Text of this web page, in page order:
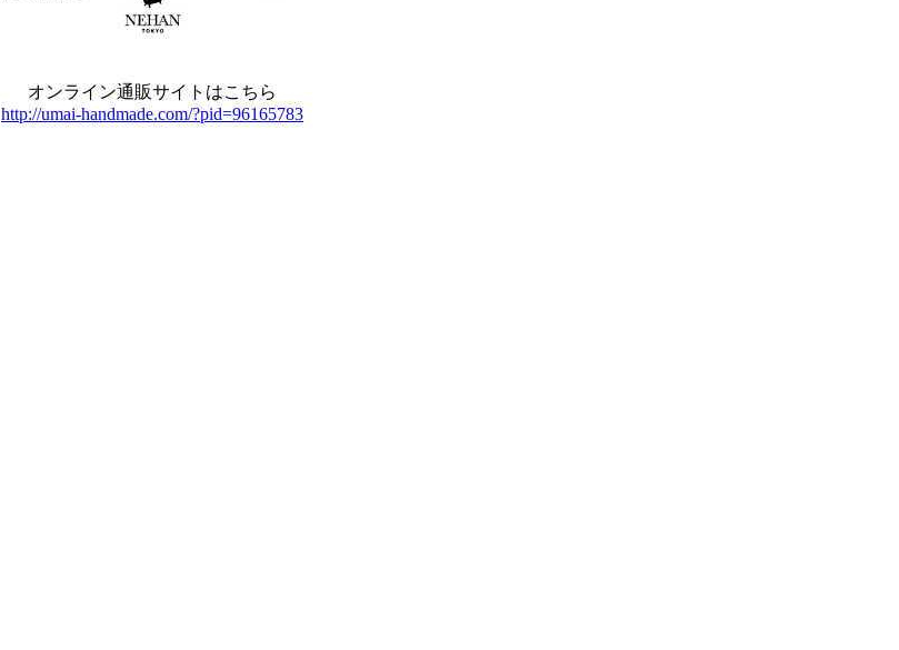
オンライン通販サイトはこちら
http://umai-handmade.com/?pid=96165783